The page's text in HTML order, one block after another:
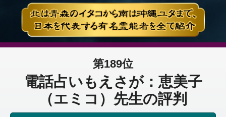
第189位
電話占いもえさが：恵美子
（エミコ）先生の評判